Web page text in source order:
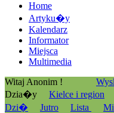
Home
Artyku�y
Kalendarz
Informator
Miejsca
Multimedia
Witaj Anonim !
Dzia�y
Kielce i region
Dzi�
Jutro Lista